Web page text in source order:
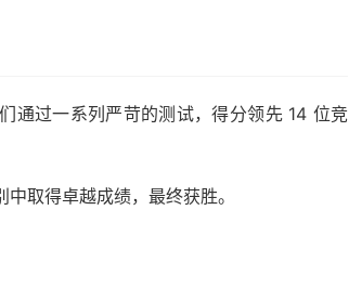
通过一系列严苛的测试，得分领先 14 位竞
取得卓越成绩，最终获胜。